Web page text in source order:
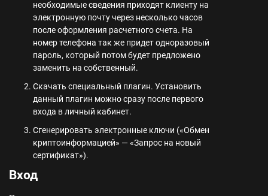
необходимые сведения приходят клиенту на
электронную почту через несколько часов
после оформления расчетного счета. На
номер телефона так же придет одноразовый
пароль, который потом будет предложено
заменить на собственный.
Скачать специальный плагин. Установить
данный плагин можно сразу после первого
входа в личный кабинет.
Сгенерировать электронные ключи («Обмен
криптоинформацией» — «Запрос на новый
сертификат»).
Вход